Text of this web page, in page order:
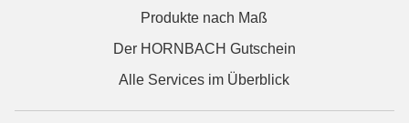
Produkte nach Maß
Der HORNBACH Gutschein
Alle Services im Überblick